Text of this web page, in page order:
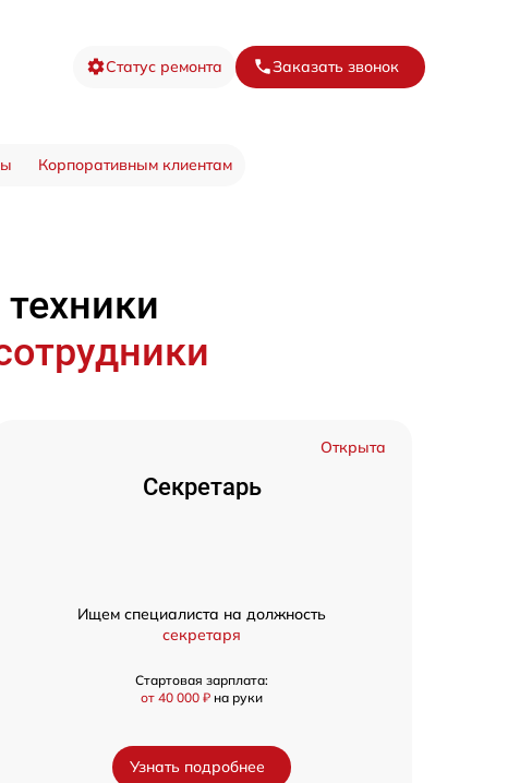
Статус ремонта Заказать звонок
Корпоративным клиентам
Открыта
Секретарь
Ищем специалиста на должность
секретаря
Стартовая зарплата:
от 40 000 ₽ на руки
Узнать подробнее